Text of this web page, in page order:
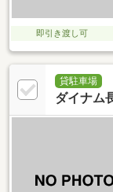
即引き渡し可
貸駐車場
ダイナム